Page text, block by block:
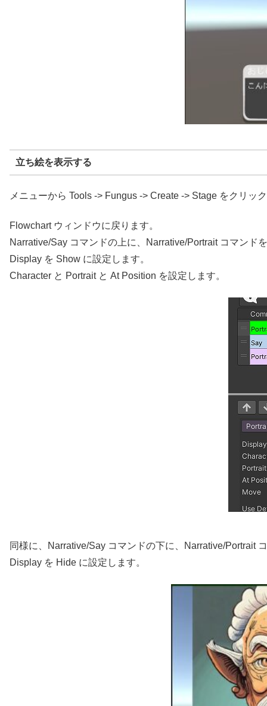
立ち絵を表示する
メニューから Tools -> Fungus -> Create -> Stage をクリッ
Flowchart ウィンドウに戻ります。
Narrative/Say コマンドの上に、Narrative/Portrait コマンド
Display を Show に設定します。
Character と Portrait と At Position を設定します。
同様に、Narrative/Say コマンドの下に、Narrative/Portrait
Display を Hide に設定します。